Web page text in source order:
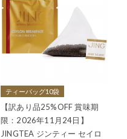
ティーバッグ10袋
【訳あり品25%OFF 賞味期
限：2026年11月24日】
JINGTEA ジンティー セイロ